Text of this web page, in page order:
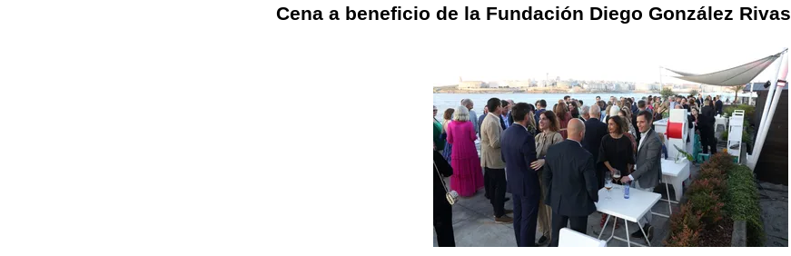
Cena a beneficio de la Fundación Diego González Rivas